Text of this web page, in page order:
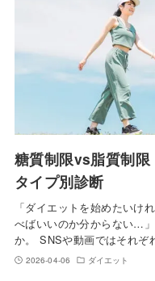
糖質制限vs脂質制限
タイプ別診断
「ダイエットを始めたいけ
べばいいのか分からない…
か。 SNSや動画ではそれぞ
2026-04-06 ダイエット